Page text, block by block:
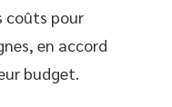
coûts pour
en accord
budget.